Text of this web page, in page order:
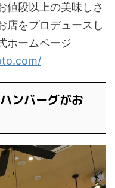
値段以上の美味しさ
店をプロデュースし
ホームページ
ンバーグがお